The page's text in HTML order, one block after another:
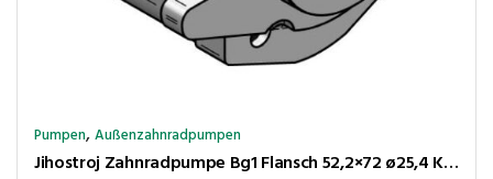
Pumpen,Außenzahnradpumpen
Jihostroj Zahnradpumpe Bg1 Flansch 52,2×72 ø25,4 Kegel 1:8 3,6cm³/U 260bar rechtsl Anschl LK30-30